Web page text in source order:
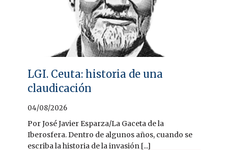
LGI. Ceuta: historia de una
claudicación
04/08/2026
Por José Javier Esparza/La Gaceta de la
Iberosfera. Dentro de algunos años, cuando se
escriba la historia de la invasión [...]